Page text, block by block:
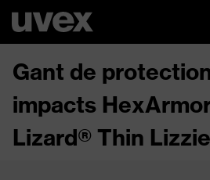
Gant de
impacts
Lizard® Thin